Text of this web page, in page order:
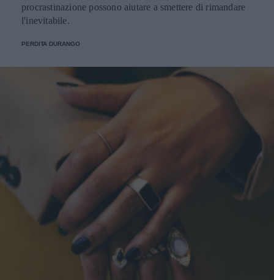
procrastinazione possono aiutare a smettere di rimandare
l'inevitabile.
PERDITA DURANGO